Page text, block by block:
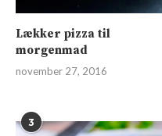
Lækker pizza til
morgenmad
november 27, 2016
3